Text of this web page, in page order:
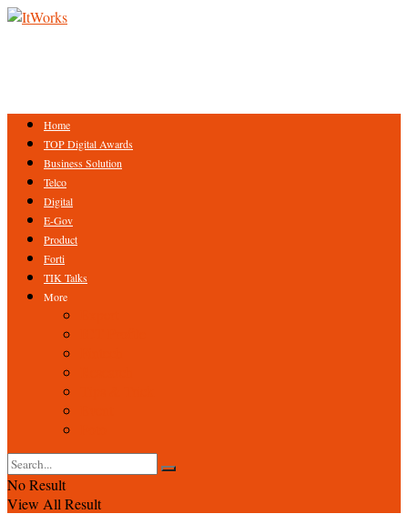
Home
TOP Digital Awards
Business Solution
Telco
Digital
E-Gov
Product
Forti
TIK Talks
More
No Result
View All Result